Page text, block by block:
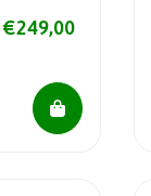
€249,00